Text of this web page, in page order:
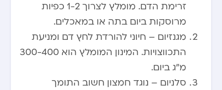
זרימת הדם. מומלץ לצרוך 1-2 כפיות
מרוסקות ביום בתה או במאכלים.
מגנזיום – חיוני להורדת לחץ דם ומניעת
התכווצויות. המינון המומלץ הוא 300-400
מ”ג ביום.
סלניום – נוגד חמצון חשוב התומך